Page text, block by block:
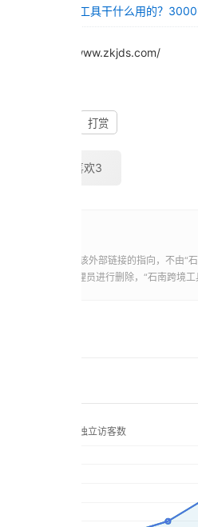
Ahrefs工具干什么用的？
来源：https://www.zkjds.com/
打赏
不喜欢3
性，同时，对于该外部链接的指向，不由“
直接联系网站管理员进行删除，“石南跨境工